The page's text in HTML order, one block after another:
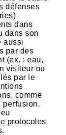
défenses
dans
dans son
aussi
par des
(ex. : eau,
visiteur ou
par le
comme
perfusion.
protocoles